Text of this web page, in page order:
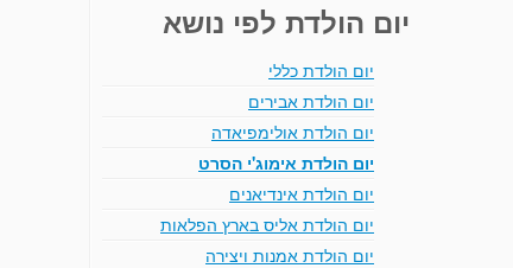
יום הולדת לפי נושא
יום הולדת כללי
יום הולדת אבירים
יום הולדת אולימפיאדה
יום הולדת אימוג'י הסרט
יום הולדת אינדיאנים
יום הולדת אליס בארץ הפלאות
יום הולדת אמנות ויצירה